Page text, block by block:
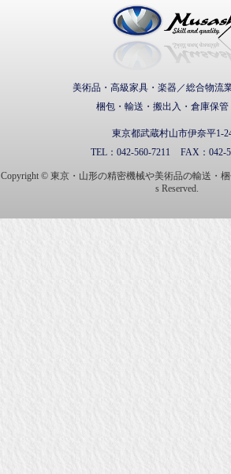
美術品・高級家具・楽器／総合物流
梱包・輸送・搬出入・倉庫保管
東京都武蔵村山市伊奈平1-
TEL： 042-560-7211 FAX： 042-
Copyright © 東京・山形の精密機械や美術品の輸送・
s Reserved.